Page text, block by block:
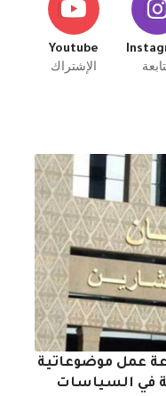
Youtube
الإشتراك
عمل موضوعاتية
في السياسات